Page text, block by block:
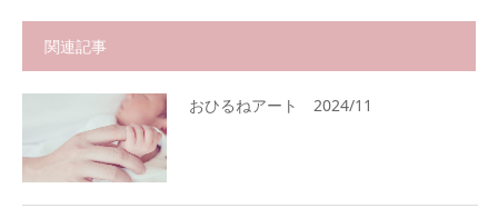
関連記事
おひるねアート 2024/11